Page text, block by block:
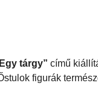
tárgy” című
figurák